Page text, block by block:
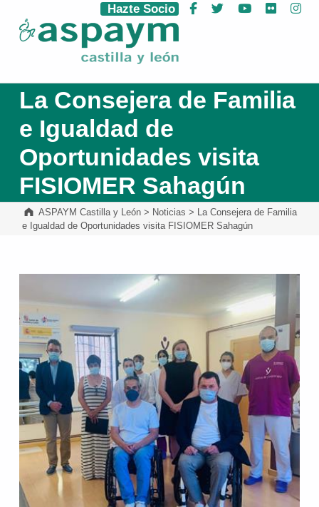
ASPAYM Castilla y León
Hazte Socio Facebook
Twitter YouTube
Flickr
La Consejera de Familia
e Igualdad de
Oportunidades visita
FISIOMER Sahagún
ASPAYM Castilla y León> Noticias >
La Consejera de Familia
e Igualdad de Oportunidades visita FISIOMER Sahagún